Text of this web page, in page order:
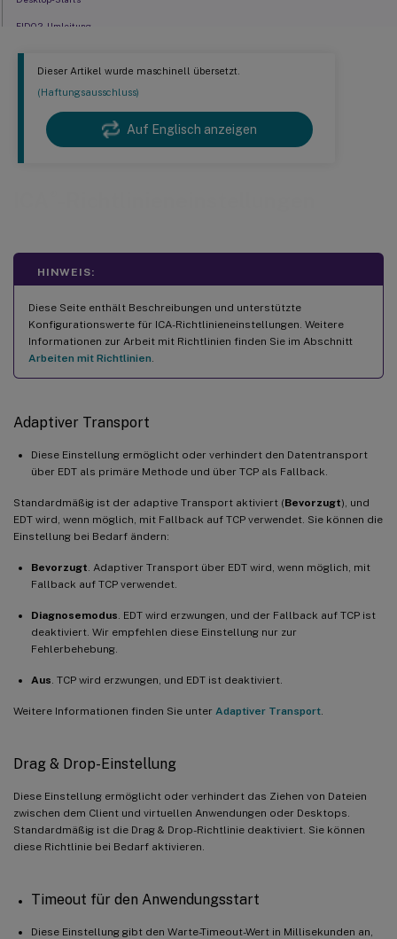
Dieser Artikel wurde maschinell übersetzt.
(Haftungsausschluss)
Auf Englisch anzeigen
HINWEIS:
Diese Seite enthält Beschreibungen und unterstützte
Konfigurationswerte für ICA-Richtlinieneinstellungen. Weitere
Informationen zur Arbeit mit Richtlinien finden Sie im Abschnitt
Arbeiten mit Richtlinien
Adaptiver Transport
Diese Einstellung ermöglicht oder verhindert den Datentransport
über EDT als primäre Methode und über TCP als Fallback.
Standardmäßig ist der adaptive Transport aktiviert (Bevorzugt), und
EDT wird, wenn möglich, mit Fallback auf TCP verwendet. Sie können die
Einstellung bei Bedarf ändern:
Bevorzugt . Adaptiver Transport über EDT wird, wenn möglich, mit
Fallback auf TCP verwendet.
Diagnosemodus . EDT wird erzwungen, und der Fallback auf TCP ist
deaktiviert. Wir empfehlen diese Einstellung nur zur
Fehlerbehebung.
Aus . TCP wird erzwungen, und EDT ist deaktiviert.
Weitere Informationen finden Sie unter Adaptiver Transport
Drag & Drop-Einstellung
Diese Einstellung ermöglicht oder verhindert das Ziehen von Dateien
zwischen dem Client und virtuellen Anwendungen oder Desktops.
Standardmäßig ist die Drag & Drop-Richtlinie deaktiviert. Sie können
diese Richtlinie bei Bedarf aktivieren.
Timeout für den Anwendungsstart
Diese Einstellung gibt den Warte-Timeout-Wert in Millisekunden an,
FIDO2-Umleitung
ICA-Listener-Verbindungs-Timeout
Startverzögerung des Abmelde-Checkers
Richtlinieneinstellungen für den Tablet-Modus-Umschalter